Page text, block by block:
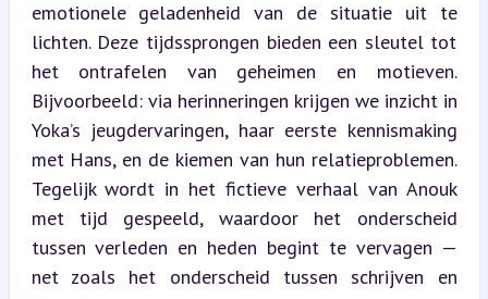
emotionele geladenheid van de situatie uit te
lichten. Deze tijdssprongen bieden een sleutel tot
het ontrafelen van geheimen en motieven.
Bijvoorbeeld: via herinneringen krijgen we inzicht in
Yoka’s jeugdervaringen, haar eerste kennismaking
met Hans, en de kiemen van hun relatieproblemen.
Tegelijk wordt in het fictieve verhaal van Anouk
met tijd gespeeld, waardoor het onderscheid
tussen verleden en heden begint te vervagen —
net zoals het onderscheid tussen schrijven en